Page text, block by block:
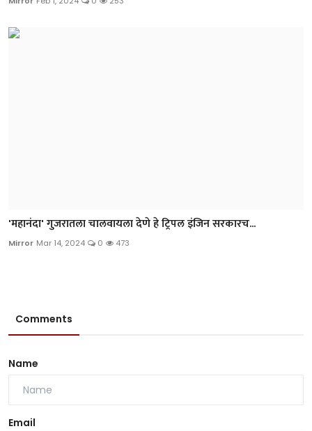
'महानंदा' गुजरातला चालवायला देणे हे ट्रिपल इंजिन सरकारच...
Mirror Mar 14, 2024 0 473
Comments
Name
Email